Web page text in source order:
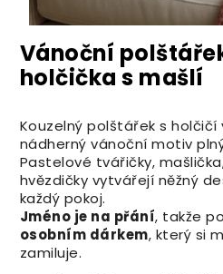
Vánoční
holčička s mašlí
Kouzelný polštářek s
nádherný vánoční motiv
Pastelové tvářičky,
hvězdičky vytvářejí něžný
každý pokoj.
Jméno je na přání, takže
osobním dárkem, který si
zamiluje.